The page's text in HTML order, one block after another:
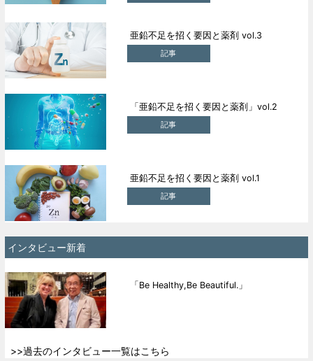
亜鉛不足を招く要因と薬剤 vol.3
記事
「亜鉛不足を招く要因と薬剤」vol.2
記事
亜鉛不足を招く要因と薬剤 vol.1
記事
インタビュー新着
「Be Healthy,Be Beautiful.」
>>過去のインタビュー一覧はこちら